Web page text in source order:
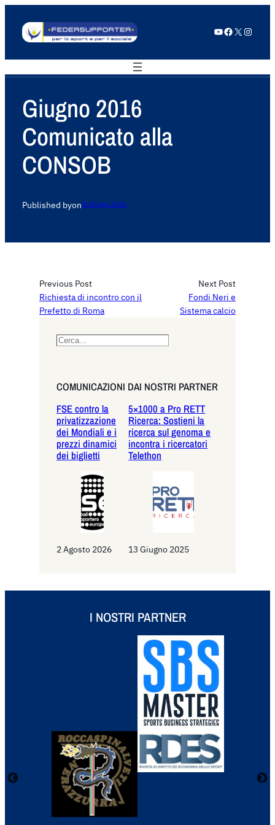
YouTube Facebook X Instagram
Giugno 2016
Comunicato alla
CONSOB
Published byon26 Giugno 2016
Previous Post
Richiesta di incontro con il
Prefetto di Roma
Next Post
Fondi Neri e
Sistema calcio
S
r
h
COMUNICAZIONI DAI NOSTRI PARTNER
FSE contro la
privatizzazione
dei Mondiali e i
prezzi dinamici
dei biglietti
2 Agosto 2026
5×1000 a Pro RETT
Ricerca: Sostieni la
ricerca sul genoma e
incontra i ricercatori
Telethon
13 Giugno 2025
I NOSTRI PARTNER